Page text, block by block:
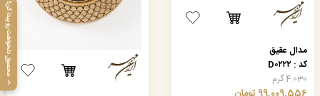
مدال عقیق
کد : D۰۲۲۲
4.030 گرم
محصول دلخواهت رو پیدا کن!